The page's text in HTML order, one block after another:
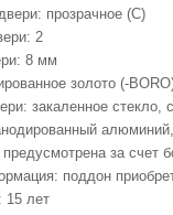
прозрачное (C)
2
8 мм
золото (-
закаленное стекло,
алюминий,
за счет
поддон
15 лет